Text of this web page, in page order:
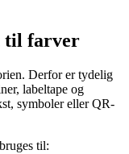
til farver
Derfor er tydelig
labeltape og
symboler eller QR-
til: